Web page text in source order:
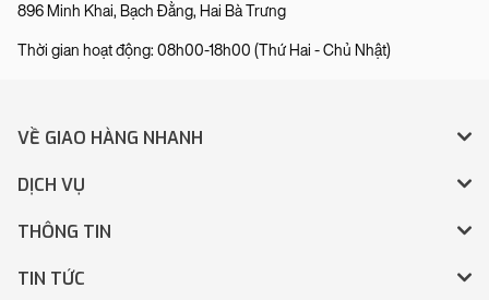
896 Minh Khai, Bạch Đằng, Hai Bà Trưng
Thời gian hoạt động: 08h00-18h00 (Thứ Hai - Chủ Nhật)
VỀ GIAO HÀNG NHANH
DỊCH VỤ
THÔNG TIN
TIN TỨC